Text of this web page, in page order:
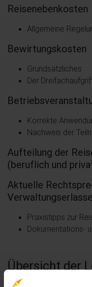
Reisenebenkosten
Allgemeine
Bewirtungskosten
Grundsätzliches
Der
Korrekte
Nachweis der
Aufteilung der
(beruflich und
Aktuelle
Verwaltungserlasse
Praxistipps zur
Dokumentations-
Übersicht der